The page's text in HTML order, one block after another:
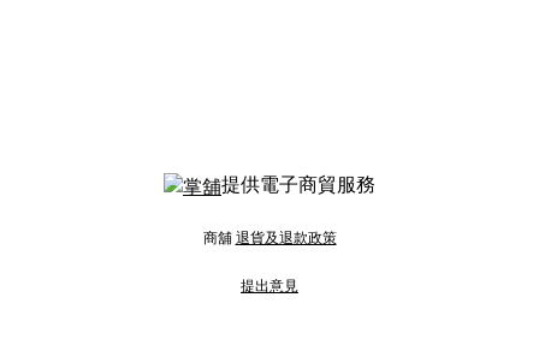
提供電子商貿服務
商舖 退貨及退款政策
提出意見